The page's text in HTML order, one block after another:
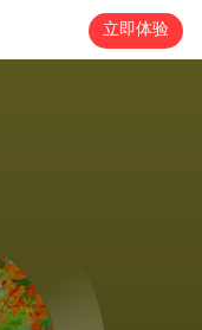
立即体验